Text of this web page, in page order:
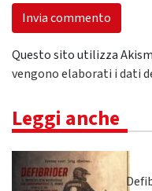
Questo sito utilizza
vengono elaborati i dati
Leggi anche